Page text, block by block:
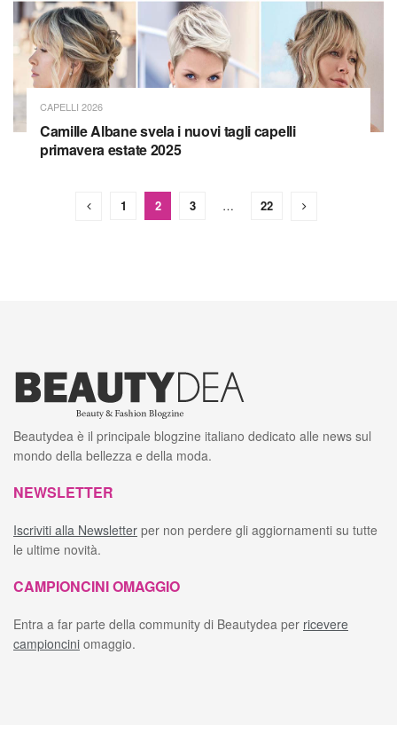
CAPELLI 2026
Camille Albane svela i nuovi tagli capelli
primavera estate 2025
1 2 3 … 22
Beautydea è il principale blogzine italiano dedicato alle news sul
mondo della bellezza e della moda.
NEWSLETTER
Iscriviti alla Newsletter per non perdere gli aggiornamenti su tutte
le ultime novità.
CAMPIONCINI OMAGGIO
Entra a far parte della community di Beautydea per ricevere
campioncini omaggio.